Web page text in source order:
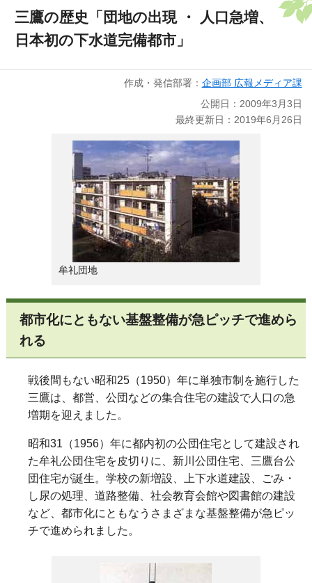
三鷹の歴史「団地の出現 ・ 人口急増、
日本初の下水道完備都市」
作成・発信部署： 企画部 広報メディア課
公開日：2009年3月3日
最終更新日：2019年6月26日
牟礼団地
都市化にともない基盤整備が急ピッチで進めら
れる
戦後間もない昭和25（1950）年に単独市制を施行した
三鷹は、都営、公団などの集合住宅の建設で人口の急
増期を迎えました。
昭和31（1956）年に都内初の公団住宅として建設され
た牟礼公団住宅を皮切りに、新川公団住宅、三鷹台公
団住宅が誕生。学校の新増設、上下水道建設、ごみ・
し尿の処理、道路整備、社会教育会館や図書館の建設
など、都市化にともなうさまざまな基盤整備が急ピッ
チで進められました。